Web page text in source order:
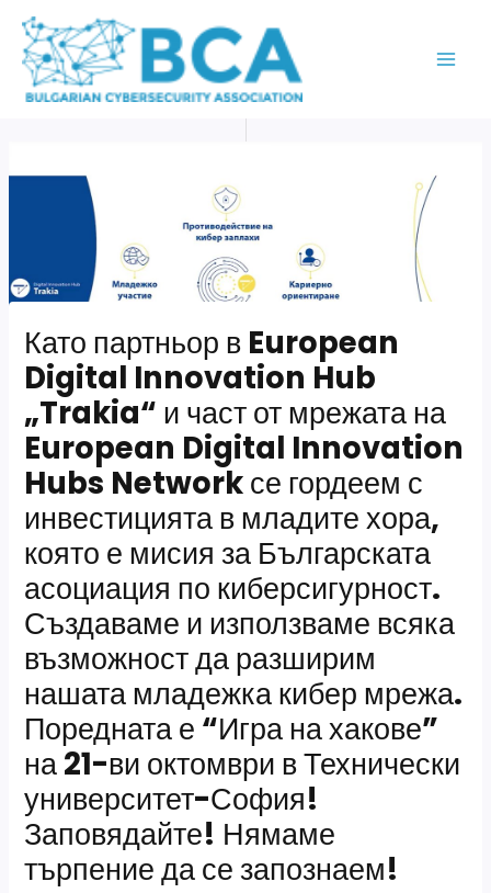
content
Като партньор в European
Digital Innovation Hub
„Trakia“ и част от мрежата на
European Digital Innovation
Hubs Network се гордеем с
инвестицията в младите хора,
която е мисия за Българската
асоциация по киберсигурност.
Създаваме и използваме всяка
възможност да разширим
нашата младежка кибер мрежа.
Поредната е “Игра на хакове”
на 21-ви октомври в Технически
университет-София!
Заповядайте! Нямаме
търпение да се запознаем!